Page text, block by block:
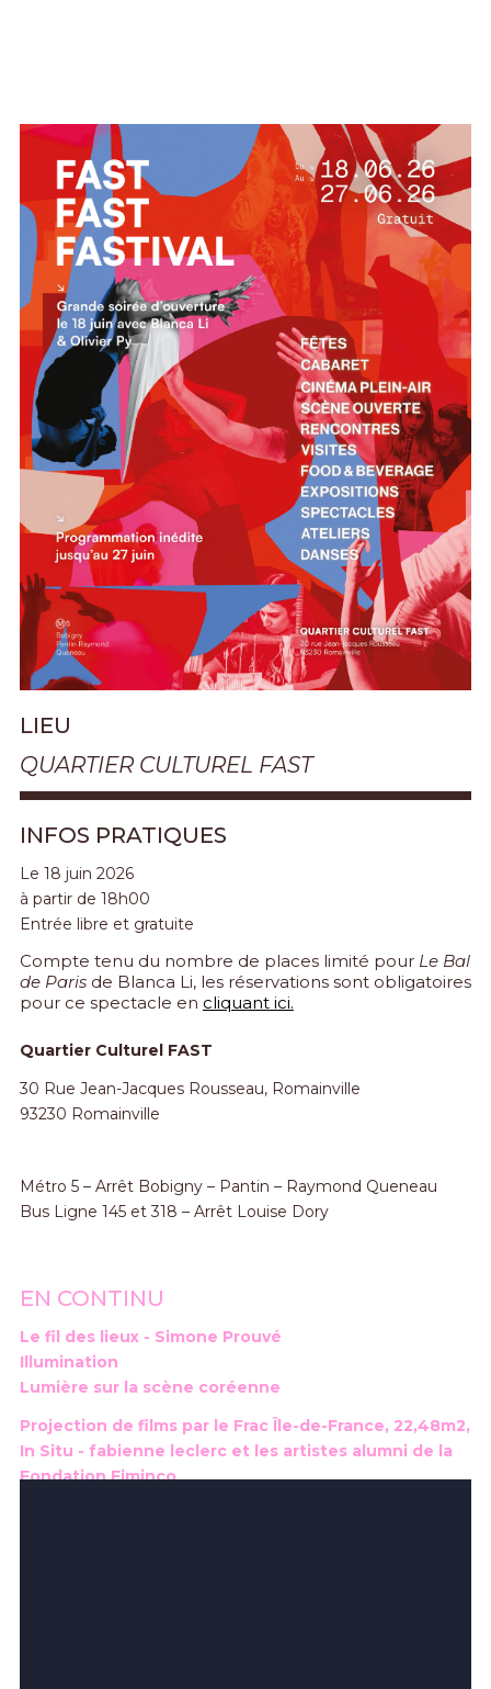
LIEU
QUARTIER CULTUREL FAST
INFOS PRATIQUES
Le 18 juin 2026
à partir de 18h00
Entrée libre et gratuite
Compte tenu du nombre de places limité pour Le Bal
de Parisde Blanca Li, les réservations sont obligatoires
pour ce spectacle en cliquant ici.
Quartier Culturel FAST
30 Rue Jean-Jacques Rousseau, Romainville
93230 Romainville
Métro 5 – Arrêt Bobigny – Pantin – Raymond Queneau
Bus Ligne 145 et 318 – Arrêt Louise Dory
EN CONTINU
Le fil des lieux - Simone Prouvé
Illumination
Lumière sur la scène coréenne
Projection de films par le Frac Île-de-France, 22,48m2,
In Situ - fabienne leclerc et les artistes alumni de la
Fondation Fiminco